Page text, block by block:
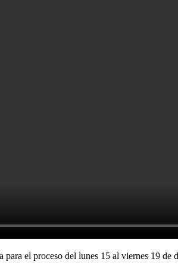
para el proceso del lunes 15 al viernes 19